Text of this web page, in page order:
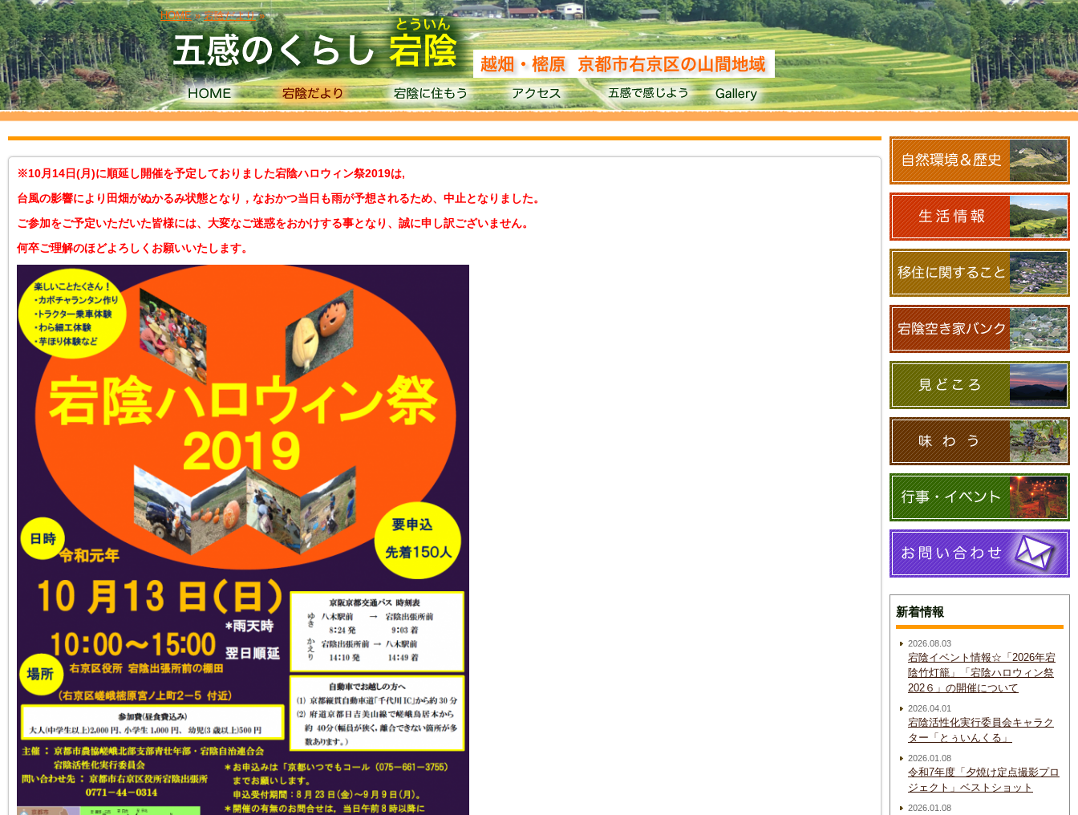
HOME»宕陰だより»
※10月14日(月)に順延し開催を予定しておりました宕陰ハロウィン祭2019は,
台風の影響により田畑がぬかるみ状態となり，なおかつ当日も雨が予想されるため、中止となりました。
ご参加をご予定いただいた皆様には、大変なご迷惑をおかけする事となり、誠に申し訳ございません。
何卒ご理解のほどよろしくお願いいたします。
新着情報
2026.08.03
宕陰イベント情報☆「2026年宕
陰竹灯籠」「宕陰ハロウィン祭
202６」の開催について
2026.04.01
宕陰活性化実行委員会キャラク
ター「とぅいんくる」
2026.01.08
令和7年度「夕焼け定点撮影プロ
ジェクト」ベストショット
2026.01.08